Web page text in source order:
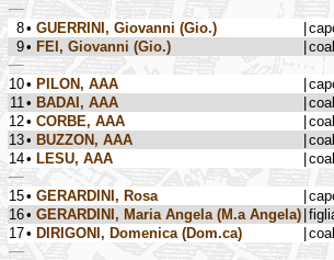
8• GUERRINI, Giovanni (Gio.)
9• FEI, Giovanni (Gio.)
10• PILON, AAA
11 • BADAI, AAA
12• CORBE, AAA
13• BUZZON, AAA
14• LESU, AAA
15• GERARDINI, Rosa
16• GERARDINI, Maria Angela (M.a Angela)
17• DIRIGONI, Domenica (Dom.ca)